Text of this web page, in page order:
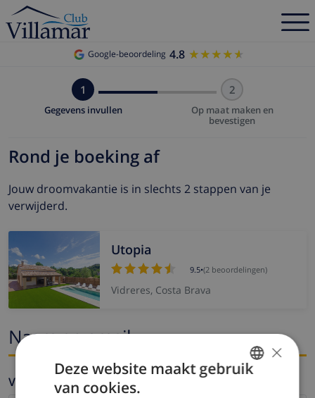
Google-beoordeling 4.8 ★★★★★
★★★★★
1
Gegevens invullen
2
Op maat maken en
bevestigen
Rond je boeking af
Jouw droomvakantie is in slechts 2 stappen van je
verwijderd.
Utopia
9.5•(2 beoordelingen)
Vidreres, Costa Brava
Naam en email
Voornaam *
×
Deze website maakt gebruik
van cookies.